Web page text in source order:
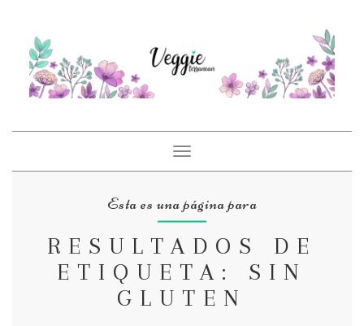
Toggle
navigation
Esta es una página para
RESULTADOS DE
ETIQUETA: SIN
GLUTEN